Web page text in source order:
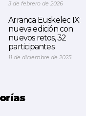
3 de febrero de 2026
Arranca Euskelec IX:
nueva edición con
nuevos retos, 32
participantes
11 de diciembre de 2025